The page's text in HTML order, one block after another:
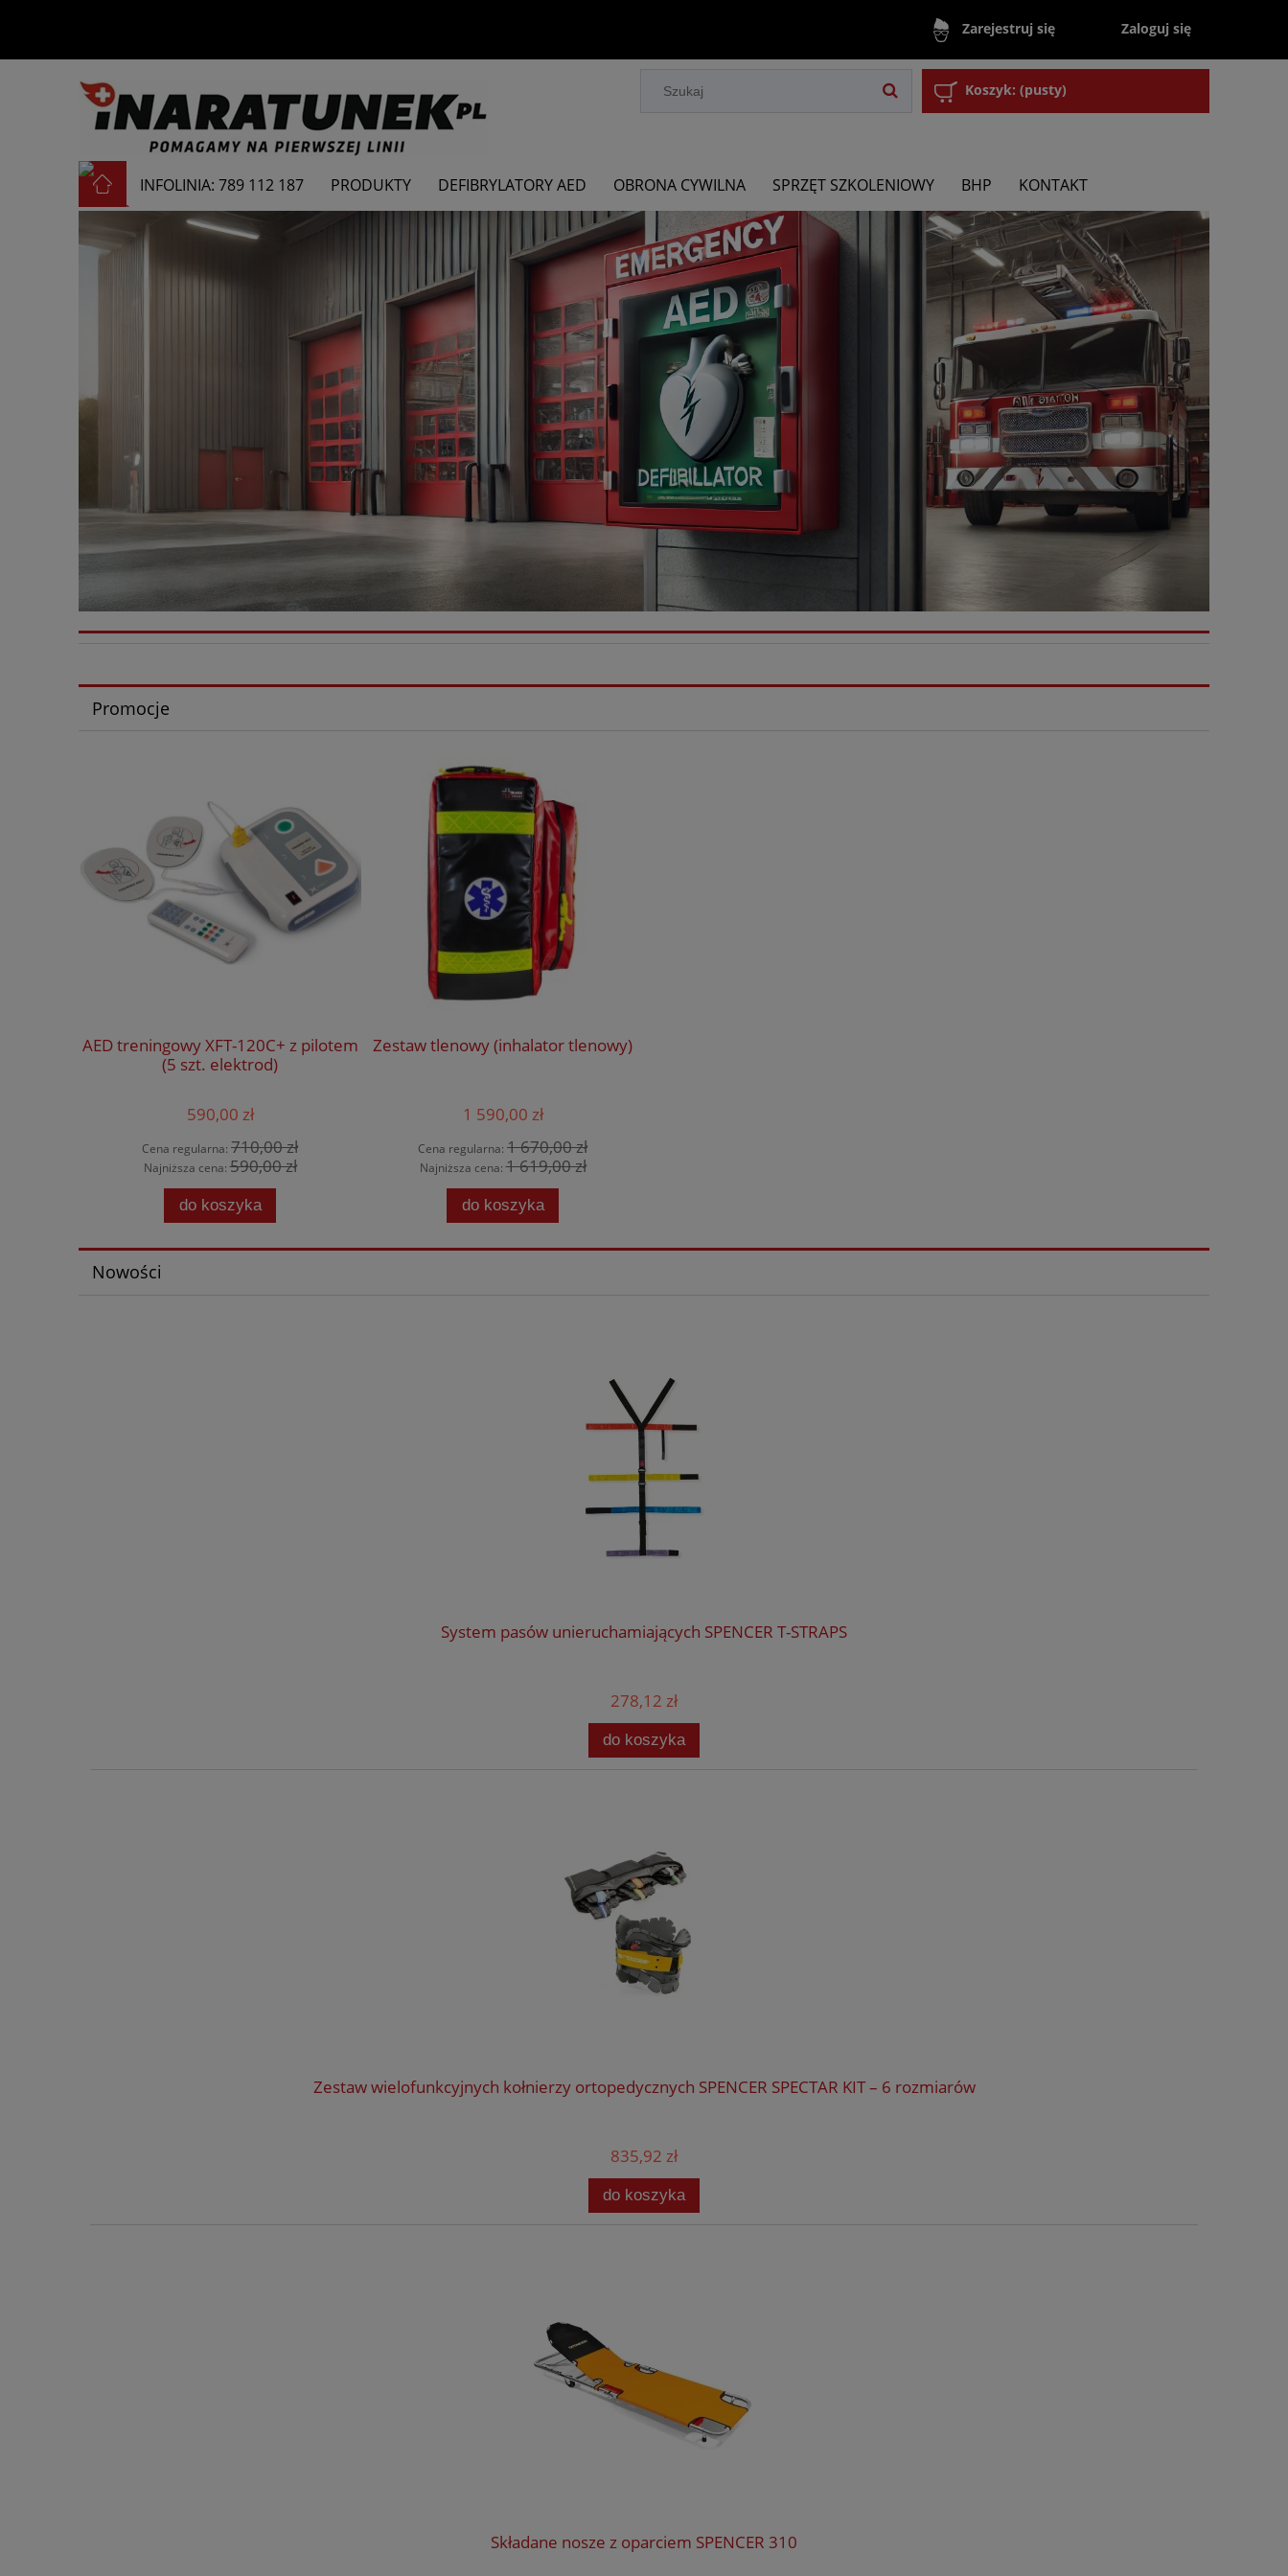
Zarejestruj się Zaloguj się
Koszyk: (pusty)
INFOLINIA: 789 112 187 PRODUKTY DEFIBRYLATORY AED OBRONA CYWILNA SPRZĘT SZKOLENIOWY BHP KONTAKT
Promocje
AED treningowy XFT-120C+ z pilotem
(5 szt. elektrod)
590,00 zł
Cena regularna: 710,00 zł
Najniższa cena:590,00 zł
do koszyka
Zestaw tlenowy (inhalator tlenowy)
1 590,00 zł
Cena regularna: 1 670,00 zł
Najniższa cena:1 619,00 zł
do koszyka
Nowości
System pasów unieruchamiających SPENCER T-STRAPS
278,12 zł
do koszyka
Zestaw wielofunkcyjnych kołnierzy ortopedycznych SPENCER SPECTAR KIT – 6 rozmiarów
835,92 zł
do koszyka
Składane nosze z oparciem SPENCER 310